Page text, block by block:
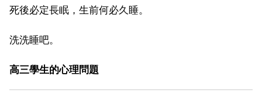
死後必定長眠，生前何必久睡。
洗洗睡吧。
高三學生的心理問題